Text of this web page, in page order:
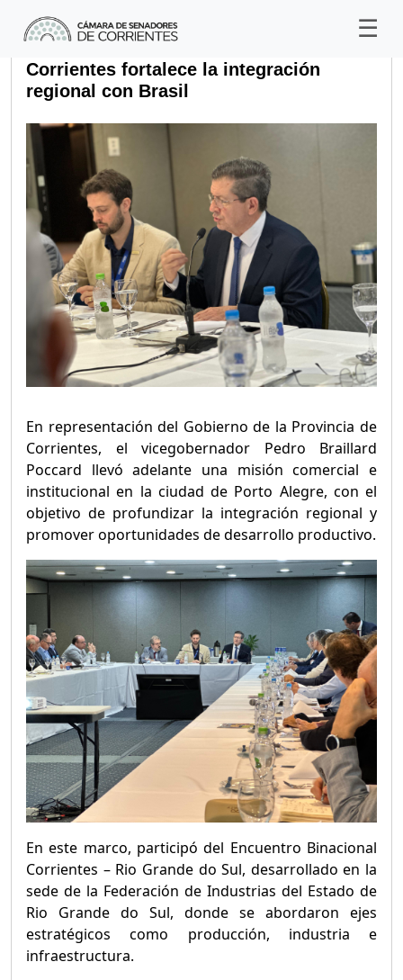
Corrientes fortalece la integración
regional con Brasil
En representación del Gobierno de la Provincia de
Corrientes, el vicegobernador Pedro Braillard
Poccard llevó adelante una misión comercial e
institucional en la ciudad de Porto Alegre, con el
objetivo de profundizar la integración regional y
promover oportunidades de desarrollo productivo.
En este marco, participó del Encuentro Binacional
Corrientes – Rio Grande do Sul, desarrollado en la
sede de la Federación de Industrias del Estado de
Rio Grande do Sul, donde se abordaron ejes
estratégicos como producción, industria e
infraestructura.